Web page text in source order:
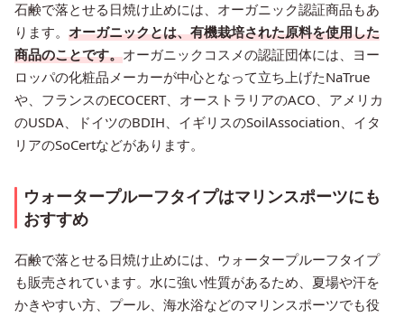
石鹸で落とせる日焼け止めには、オーガニック認証商品もあ
ります。 オーガニックとは、有機栽培された原料を使用した
商品のことです。オーガニックコスメの認証団体には、ヨー
ロッパの化粧品メーカーが中心となって立ち上げたNaTrue
や、フランスのECOCERT、オーストラリアのACO、アメリカ
のUSDA、ドイツのBDIH、イギリスのSoilAssociation、イタ
リアのSoCertなどがあります。
ウォータープルーフタイプはマリンスポーツにも
おすすめ
石鹸で落とせる日焼け止めには、ウォータープルーフタイプ
も販売されています。水に強い性質があるため、夏場や汗を
かきやすい方、プール、海水浴などのマリンスポーツでも役